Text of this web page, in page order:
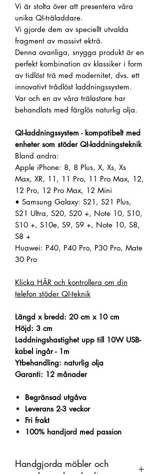
Vi är stolta över att presentera våra
unika QI-träladdare.
Vi gjorde dem av speciellt utvalda
fragment av massivt ekträ.
Denna ovanliga, snygga produkt är en
perfekt kombination av klassiker i form
av tidlöst trä med modernitet, dvs. ett
innovativt trådlöst laddningssystem.
Var och en av våra trälastare har
behandlats med färglös naturlig olja.
QI-laddningssystem - kompatibelt med
enheter som stöder QI-laddningsteknik
Bland andra:
Apple iPhone: 8, 8 Plus, X, Xs, Xs
Max, XR, 11, 11 Pro, 11 Pro Max, 12,
12 Pro, 12 Pro Max, 12 Mini
• Samsung Galaxy: S21, S21 Plus,
S21 Ultra, S20, S20 +, Note 10, S10,
S10 +, S10e, S9, S9 +, Note 10, S8,
S8 +
Huawei: P40, P40 Pro, P30 Pro, Mate
30 Pro
Klicka HÄR och kontrollera om din
telefon stöder QI-teknik
Längd x bredd: 20 cm x 10 cm
Höjd: 3 cm
Laddningshastighet upp till 10W USB-
kabel ingår - 1m
Ytbehandling: naturlig olja
Garanti: 12 månader
Begränsad utgåva
Leverans 2-3 veckor
Fri frakt
100% handjord med passion
Handgjorda möbler och